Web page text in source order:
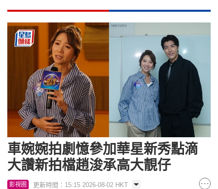
車婉婉拍劇憶參加華星新秀點滴
大讚新拍檔趙浚承高大靚仔
影視圈 更新時間：15:15 2026-08-02 HKT